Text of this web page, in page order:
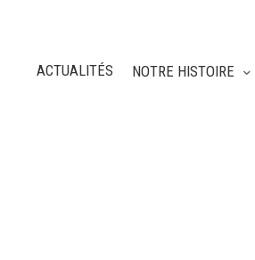
ACTUALITÉS NOTRE HISTOIRE